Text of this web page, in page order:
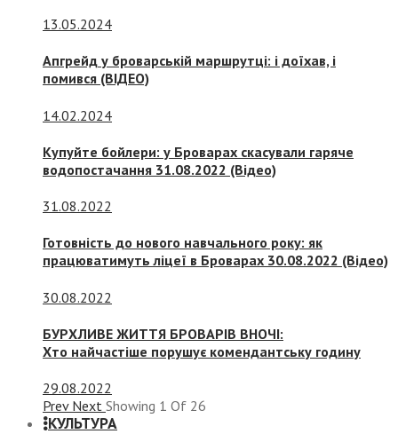
13.05.2024
Апгрейд у броварській маршрутці: і доїхав, і
помився (ВІДЕО)
14.02.2024
Купуйте бойлери: у Броварах скасували гаряче
водопостачання 31.08.2022 (Відео)
31.08.2022
Готовність до нового навчального року: як
працюватимуть ліцеї в Броварах 30.08.2022 (Відео)
30.08.2022
БУРХЛИВЕ ЖИТТЯ БРОВАРІВ ВНОЧІ:
Хто найчастіше порушує комендантську годину
29.08.2022
Prev Next Showing 1 Of 26
КУЛЬТУРА